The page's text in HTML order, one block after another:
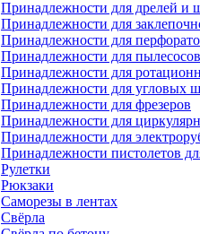
Принадлежности для дрелей и
Принадлежности для
Принадлежности для
Принадлежности для пылесосов
Принадлежности для
Принадлежности для угловых
Принадлежности для фрезеров
Принадлежности для
Принадлежности для
Принадлежности пистолетов
Рулетки
Рюкзаки
Саморезы в лентах
Свёрла